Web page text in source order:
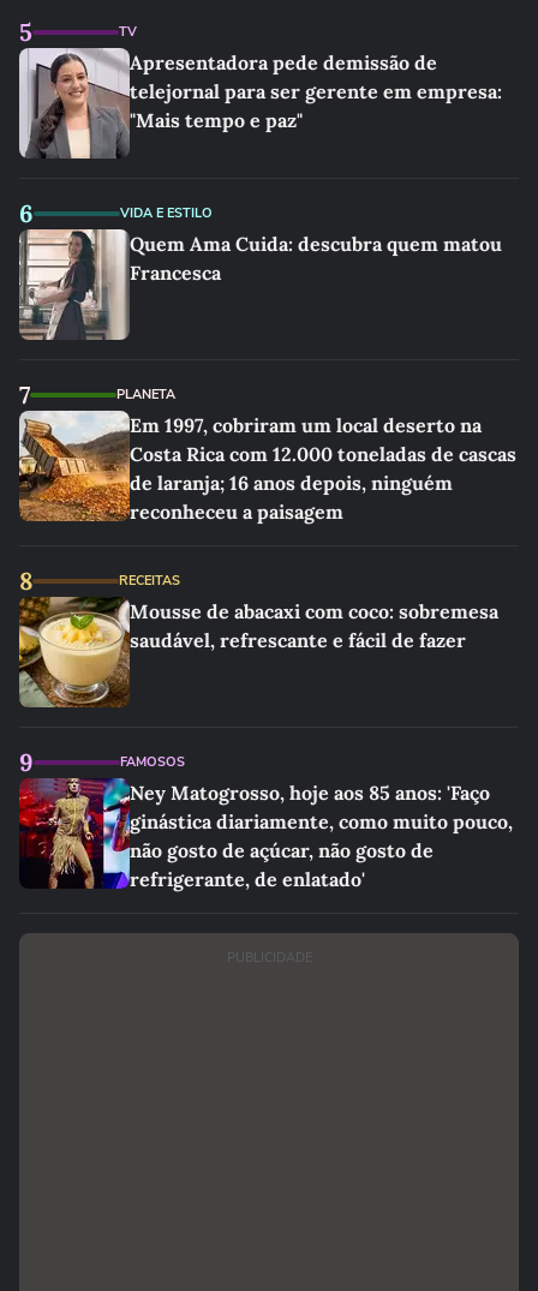
5 TV
Apresentadora pede demissão de
telejornal para ser gerente em empresa:
"Mais tempo e paz"
6 VIDA E ESTILO
Quem Ama Cuida: descubra quem matou
Francesca
7 PLANETA
Em 1997, cobriram um local deserto na
Costa Rica com 12.000 toneladas de cascas
de laranja; 16 anos depois, ninguém
reconheceu a paisagem
8 RECEITAS
Mousse de abacaxi com coco: sobremesa
saudável, refrescante e fácil de fazer
9 FAMOSOS
Ney Matogrosso, hoje aos 85 anos: 'Faço
ginástica diariamente, como muito pouco,
não gosto de açúcar, não gosto de
refrigerante, de enlatado'
PUBLICIDADE